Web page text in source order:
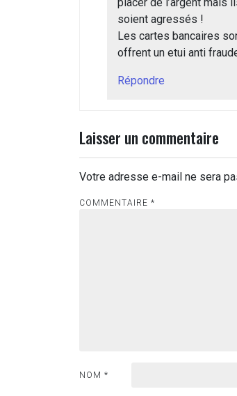
placer de l’argent mais
soient agressés !
Les cartes bancaires
offrent un etui anti
Répondre
Laisser un commentaire
Votre adresse e-mail ne sera
COMMENTAIRE *
NOM *